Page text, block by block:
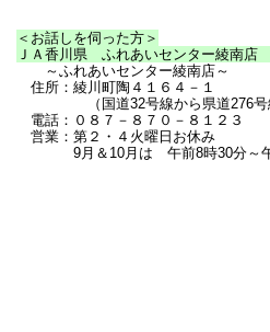
＜お話しを伺った方＞
ＪＡ香川県 ふれあいセンター綾
～ふれあいセンター綾南店～
住所：綾川町陶４１６４－１
（国道32号線から県道276号線
電話：０８７－８７０－８１２３
営業：第２・４火曜日お休み
9月＆10月は 午前8時30分～午